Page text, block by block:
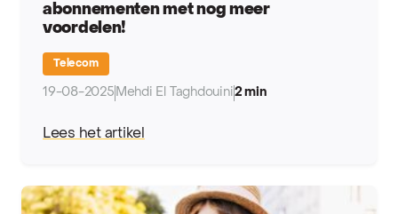
abonnementen met nog meer
voordelen!
Telecom
19-08-2025 Mehdi El Taghdouini2 min
Lees het artikel